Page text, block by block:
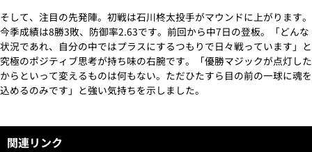
そして、注目の先発陣。初戦は石川柊太投手がマウンドに上がります。
今季成績は8勝3敗、防御率2.63です。前回から中7日の登板。「どんな
状況であれ、自分の中ではプラスにするつもりで日々戦っています」と
究極のポジティブ思考が持ち味の右腕です。「優勝マジックが点灯した
からといって変えるものは何もない。ただひたすら目の前の一球に魂を
込めるのみです」と強い気持ちを示しました。
関連リンク